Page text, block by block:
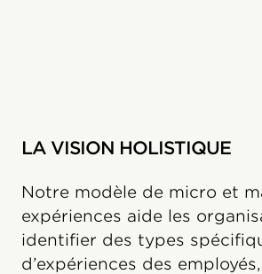
LA VISION HOLISTIQUE
Notre modèle de micro et
expériences aide les
identifier des types
d’expériences des